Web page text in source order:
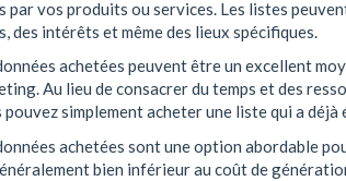
par vos produits ou services. Les listes
des intérêts et même des lieux spécifiques.
achetées peuvent être un excellent
Au lieu de consacrer du temps et des
simplement acheter une liste qui a déjà
achetées sont une option abordable
bien inférieur au coût de